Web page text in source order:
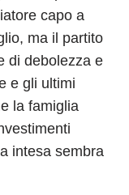
capo a
ma il partito
di debolezza e
e gli ultimi
la famiglia
intesa sembra